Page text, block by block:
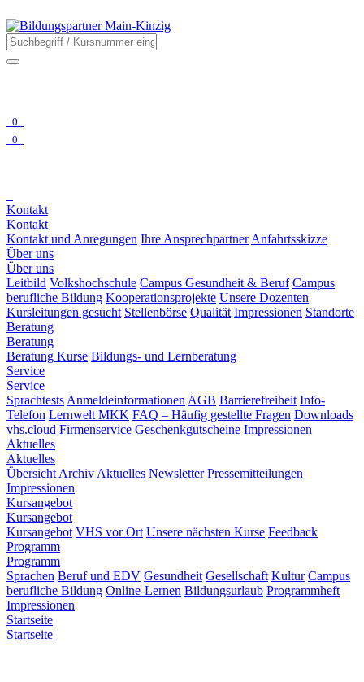
0
0
Kontakt
Kontakt
Kontakt und Anregungen Ihre Ansprechpartner Anfahrtsskizze
Über uns
Über uns
Leitbild Volkshochschule Campus Gesundheit & Beruf Campus
berufliche Bildung Kooperationsprojekte Unsere Dozenten
Kursleitungen gesucht Stellenbörse Qualität Impressionen Standorte
Beratung
Beratung
Beratung Kurse Bildungs- und Lernberatung
Service
Service
Sprachtests Anmeldeinformationen AGB Barrierefreiheit Info-
Telefon Lernwelt MKK FAQ – Häufig gestellte Fragen Downloads
vhs.cloud Firmenservice Geschenkgutscheine Impressionen
Aktuelles
Aktuelles
Übersicht Archiv Aktuelles Newsletter Pressemitteilungen
Impressionen
Kursangebot
Kursangebot
Kursangebot VHS vor Ort Unsere nächsten Kurse Feedback
Programm
Programm
Sprachen Beruf und EDV Gesundheit Gesellschaft Kultur Campus
berufliche Bildung Online-Lernen Bildungsurlaub Programmheft
Impressionen
Startseite
Startseite